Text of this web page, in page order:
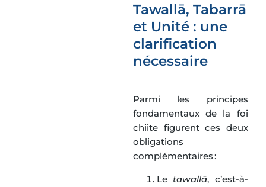
Tawallā, Tabarrā
et Unité : une
clarification
nécessaire
Parmi les principes
fondamentaux de la foi
chiite figurent ces deux
obligations
complémentaires :
Le tawallā, c’est-à-